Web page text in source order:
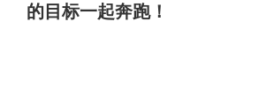
的目标一起奔跑！